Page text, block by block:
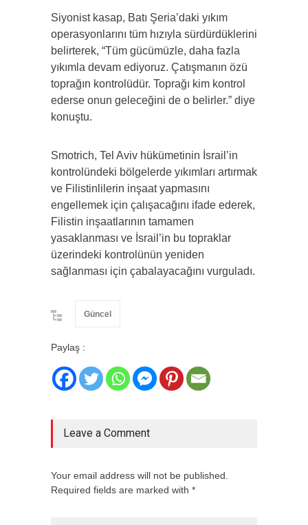
Siyonist kasap, Batı Şeria’daki yıkım
operasyonlarını tüm hızıyla sürdürdüklerini
belirterek, “Tüm gücümüzle, daha fazla
yıkımla devam ediyoruz. Çatışmanın özü
toprağın kontrolüdür. Toprağı kim kontrol
ederse onun geleceğini de o belirler.” diye
konuştu.
Smotrich, Tel Aviv hükümetinin İsrail’in
kontrolündeki bölgelerde yıkımları artırmak
ve Filistinlilerin inşaat yapmasını
engellemek için çalışacağını ifade ederek,
Filistin inşaatlarının tamamen
yasaklanması ve İsrail’in bu topraklar
üzerindeki kontrolünün yeniden
sağlanması için çabalayacağını vurguladı.
Güncel
Paylaş :
Leave a Comment
Your email address will not be published.
Required fields are marked with *